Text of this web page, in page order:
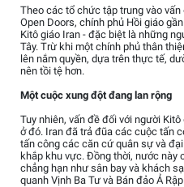
Theo các tổ chức tập trung vào
Open Doors, chính phủ Hồi giáo
Kitô giáo Iran - đặc biệt là những
Tây. Trừ khi một chính phủ thân
lên nắm quyền, dựa trên thực tế,
nên tồi tệ hơn.
Một cuộc xung đột đang lan rộng
Tuy nhiên, vấn đề đối với người
ở đó. Iran đã trả đũa các cuộc tấn
tấn công các căn cứ quân sự và
khắp khu vực. Đồng thời, nước này
chẳng hạn như sân bay và khách
quanh Vịnh Ba Tư và Bán đảo Ả Rập.